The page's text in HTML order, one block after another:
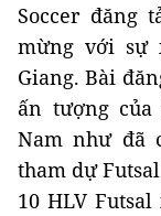
Soccer đăng
mừng với sự
Giang. Bài
ấn tượng
Nam như đã
tham dự
10 HLV